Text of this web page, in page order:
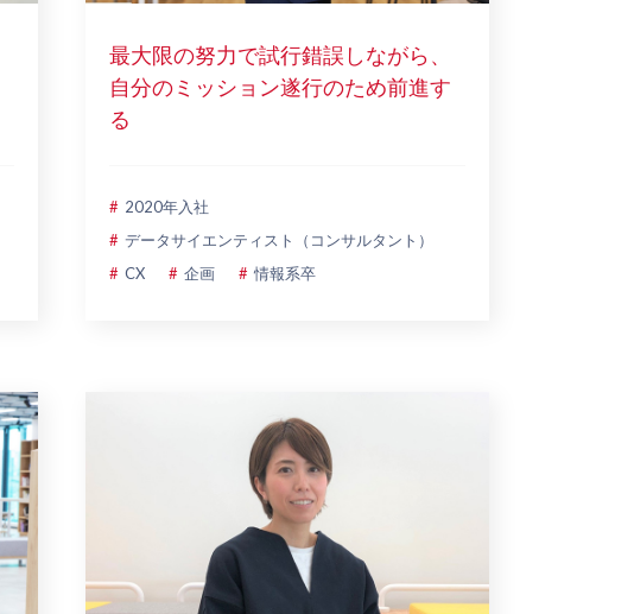
最大限の努力で試行錯誤しながら、
自分のミッション遂行のため前進す
る
2020年入社
データサイエンティスト（コンサルタント）
CX
企画 情報系卒